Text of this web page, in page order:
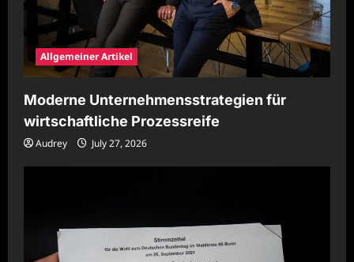
Allgemeiner Artikel
Moderne Unternehmensstrategien für
wirtschaftliche Prozessreife
Audrey July 27, 2026